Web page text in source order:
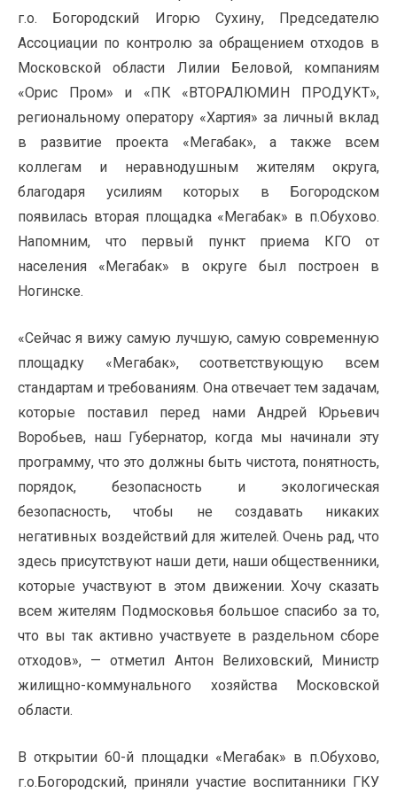
г.о. Богородский Игорю Сухину, Председателю
Ассоциации по контролю за обращением отходов в
Московской области Лилии Беловой, компаниям
«Орис Пром» и «ПК «ВТОРАЛЮМИН ПРОДУКТ»,
региональному оператору «Хартия» за личный вклад
в развитие проекта «Мегабак», а также всем
коллегам и неравнодушным жителям округа,
благодаря усилиям которых в Богородском
появилась вторая площадка «Мегабак» в п.Обухово.
Напомним, что первый пункт приема КГО от
населения «Мегабак» в округе был построен в
Ногинске.
«Сейчас я вижу самую лучшую, самую современную
площадку «Мегабак», соответствующую всем
стандартам и требованиям. Она отвечает тем задачам,
которые поставил перед нами Андрей Юрьевич
Воробьев, наш Губернатор, когда мы начинали эту
программу, что это должны быть чистота, понятность,
порядок, безопасность и экологическая
безопасность, чтобы не создавать никаких
негативных воздействий для жителей. Очень рад, что
здесь присутствуют наши дети, наши общественники,
которые участвуют в этом движении. Хочу сказать
всем жителям Подмосковья большое спасибо за то,
что вы так активно участвуете в раздельном сборе
отходов», — отметил Антон Велиховский, Министр
жилищно-коммунального хозяйства Московской
области.
В открытии 60-й площадки «Мегабак» в п.Обухово,
г.о.Богородский, приняли участие воспитанники ГКУ